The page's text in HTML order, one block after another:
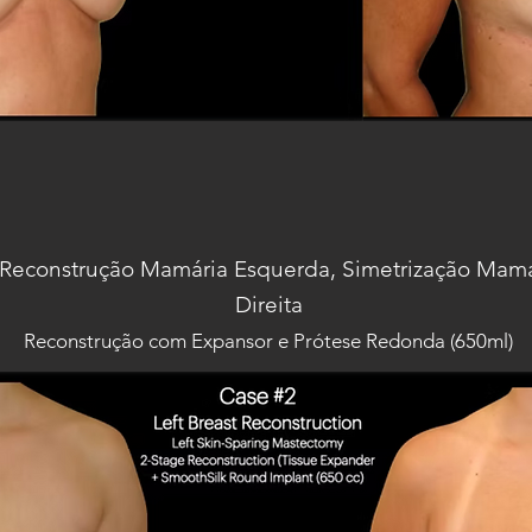
Mamária Esquerda, Simetrização
Direita
Reconstrução com Expansor e Prótese Redonda (650ml)